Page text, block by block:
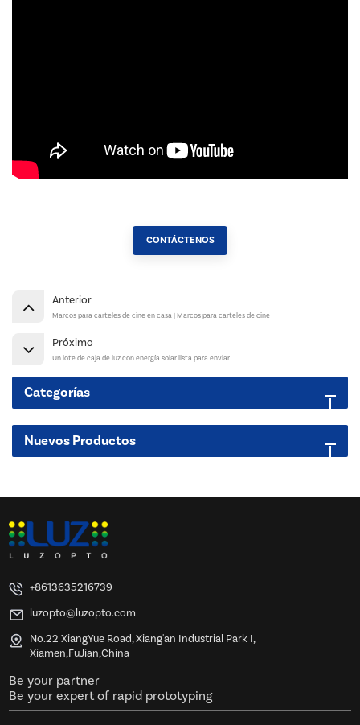
CONTÁCTENOS
Anterior
Marcos para carteles de cine en casa | Marcos para carteles de cine
Próximo
Un lote de caja de luz con energía solar lista para enviar
Categorías
Nuevos Productos
+8613635216739
luzopto@luzopto.com
No.22 XiangYue Road, Xiang'an Industrial Park I,
Xiamen,FuJian,China
Be your partner
Be your expert of rapid prototyping